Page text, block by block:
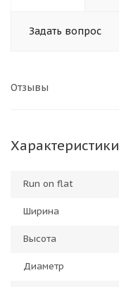
Задать вопрос
Отзывы
Характеристики
Run on flat
Ширина
Высота
Диаметр